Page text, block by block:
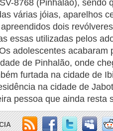
8768 (Pinhalão), sendo
várias jóias, aparelhos
dois
essas utilizadas pelos
adolescentes acabaram
de Pinhalão, onde
furtada na cidade de
na cidade de
pessoa que ainda resta